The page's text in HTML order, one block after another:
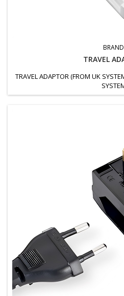
TRAVEL
TRAVEL ADAPTOR (FROM UK